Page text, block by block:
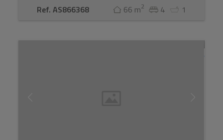
Ref. AS866368 66 m2 4 1